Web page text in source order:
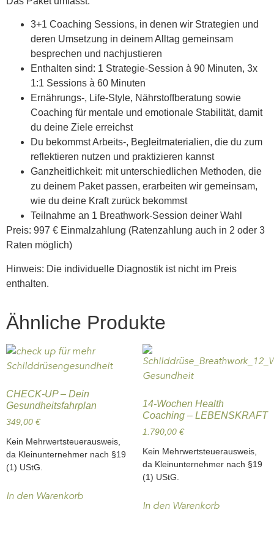
3+1 Coaching Sessions, in denen wir Strategien und
deren Umsetzung in deinem Alltag gemeinsam
besprechen und nachjustieren
Enthalten sind: 1 Strategie-Session à 90 Minuten, 3x
1:1 Sessions à 60 Minuten
Ernährungs-, Life-Style, Nährstoffberatung sowie
Coaching für mentale und emotionale Stabilität, damit
du deine Ziele erreichst
Du bekommst Arbeits-, Begleitmaterialien, die du zum
reflektieren nutzen und praktizieren kannst
Ganzheitlichkeit: mit unterschiedlichen Methoden, die
zu deinem Paket passen, erarbeiten wir gemeinsam,
wie du deine Kraft zurück bekommst
Teilnahme an 1 Breathwork-Session deiner Wahl
Preis: 997 € Einmalzahlung (Ratenzahlung auch in 2 oder 3
Raten möglich)
Hinweis: Die individuelle Diagnostik ist nicht im Preis
enthalten.
Ähnliche Produkte
CHECK-UP – Dein
Gesundheitsfahrplan
349,00 €
Kein Mehrwertsteuerausweis,
da Kleinunternehmer nach §19
(1) UStG.
In den Warenkorb
14-Wochen Health
Coaching – LEBENSKRAFT
1.790,00 €
Kein Mehrwertsteuerausweis,
da Kleinunternehmer nach §19
(1) UStG.
In den Warenkorb